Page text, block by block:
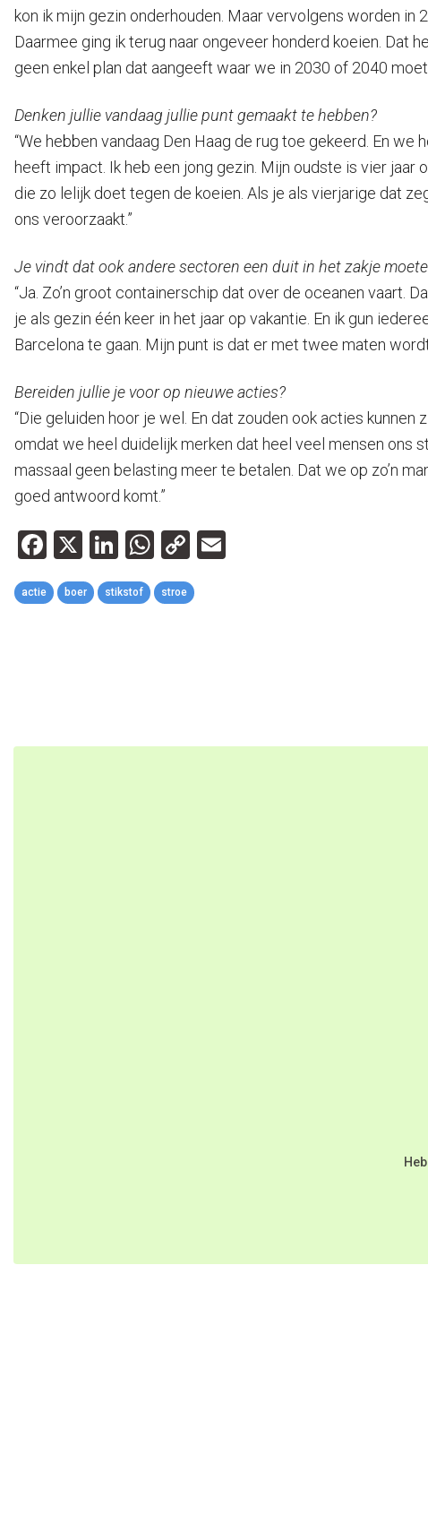
kon ik mijn gezin onderhouden. Maar vervolgens worden
Daarmee ging ik terug naar ongeveer honderd koeien. Dat
geen enkel plan dat aangeeft waar we in 2030 of 2040
Denken jullie vandaag jullie punt gemaakt te hebben?
“We hebben vandaag Den Haag de rug toe gekeerd. En
heeft impact. Ik heb een jong gezin. Mijn oudste is vier
die zo lelijk doet tegen de koeien. Als je als vierjarige dat
ons veroorzaakt.”
Je vindt dat ook andere sectoren een duit in het zakje
“Ja. Zo’n groot containerschip dat over de oceanen vaart.
je als gezin één keer in het jaar op vakantie. En ik gun
Barcelona te gaan. Mijn punt is dat er met twee maten
Bereiden jullie je voor op nieuwe acties?
“Die geluiden hoor je wel. En dat zouden ook acties
omdat we heel duidelijk merken dat heel veel mensen ons
massaal geen belasting meer te betalen. Dat we op zo’n
goed antwoord komt.”
Facebook
X LinkedIn
WhatsApp
Copy
actie boer stikstof stroe